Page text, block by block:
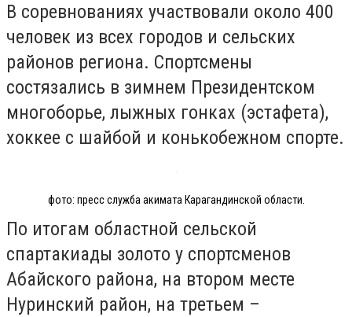
В соревнованиях участвовали около 400
человек из всех городов и сельских
районов региона. Спортсмены
состязались в зимнем Президентском
многоборье, лыжных гонках (эстафета),
хоккее с шайбой и конькобежном спорте.
фото: пресс служба акимата Карагандинской области.
По итогам областной сельской
спартакиады золото у спортсменов
Абайского района, на втором месте
Нуринский район, на третьем –